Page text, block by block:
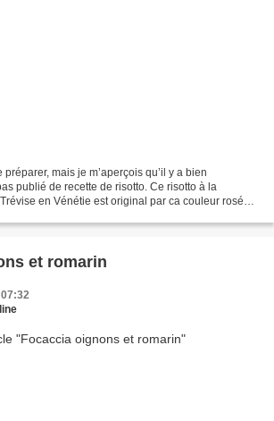
préparer, mais je m’aperçois qu’il y a bien
publié de recette de risotto. Ce risotto à la
en Vénétie est original par ca couleur rosée.
et romarin